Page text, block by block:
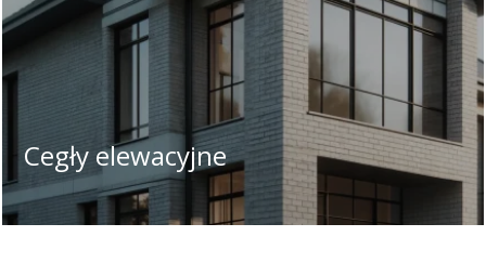
Cegły elewacyjne